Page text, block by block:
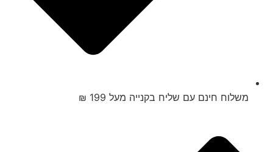
משלוח חינם עם שליח בקנייה מעל 199 ₪